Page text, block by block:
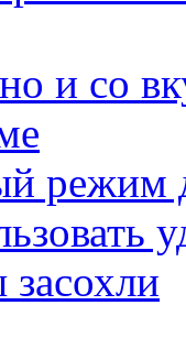
и со
режим